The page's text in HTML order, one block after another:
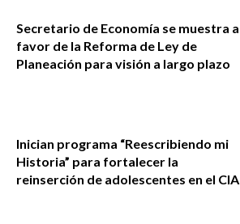
Secretario de Economía se muestra a
favor de la Reforma de Ley de
Planeación para visión a largo plazo
Inician programa “Reescribiendo mi
Historia” para fortalecer la
reinserción de adolescentes en el CIA